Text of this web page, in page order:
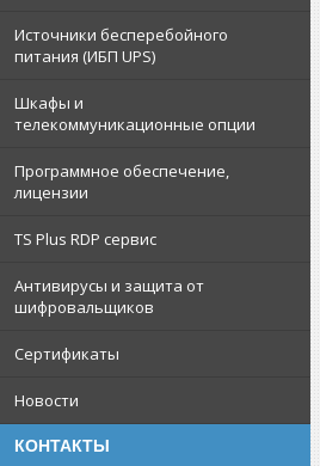
Источники бесперебойного
питания (ИБП UPS)
Шкафы и
телекоммуникационные опции
Программное обеспечение,
лицензии
TS Plus RDP сервис
Антивирусы и защита от
шифровальщиков
Сертификаты
Новости
КОНТАКТЫ